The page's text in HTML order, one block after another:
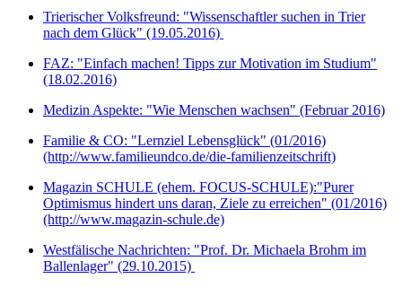
Trierischer Volksfreund: "Wissenschaftler suchen in Trier
nach dem Glück" (19.05.2016)
FAZ: "Einfach machen! Tipps zur Motivation im Studium"
(18.02.2016)
Medizin Aspekte: "Wie Menschen wachsen" (Februar 2016)
Familie & CO: "Lernziel Lebensglück" (01/2016)
(http://www.familieundco.de/die-familienzeitschrift)
Magazin SCHULE (ehem. FOCUS-SCHULE):"Purer
Optimismus hindert uns daran, Ziele zu erreichen" (01/2016)
(http://www.magazin-schule.de)
Westfälische Nachrichten: "Prof. Dr. Michaela Brohm im
Ballenlager" (29.10.2015)